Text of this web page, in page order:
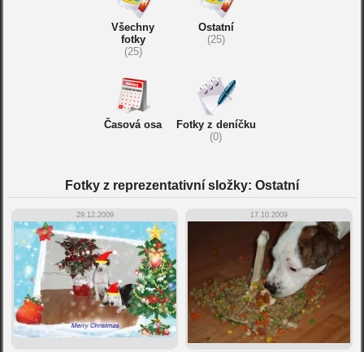
Všechny
fotky
(25)
Ostatní
(25)
Časová osa
Fotky z deníčku
(0)
Fotky z reprezentativní složky: Ostatní
29.12.2009 17.10.2009